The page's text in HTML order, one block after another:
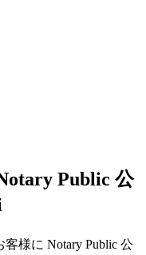
Public 公
様に Notary Public 公